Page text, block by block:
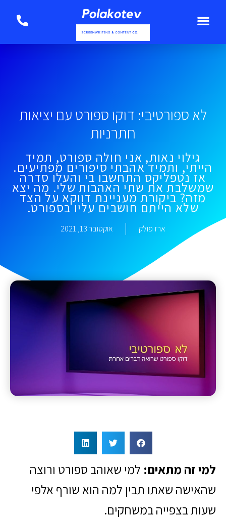
לא ספורטיבי: דוקו ספורט עם יציאות
חתרניות
גילוי נאות, אני חולה ספורט, תמיד
הייתי, ותמיד אהבתי סיפורים מפתיעים.
אז נטפליקס התחשבו בי והעלו סדרה
שמשלבת את שתי האהבות שלי. מה יצא
מזה? ביקורת מעניינת דווקא על הצד
שלא הייתם חושבים עליו בספורט.
ארז פולק אוקטובר 13, 2021
למי זה מתאים: למי שאוהב ספורט ורוצה
שהאישה שאתו תבין למה הוא שורף אלפי
שעות בצפייה במשחקים.